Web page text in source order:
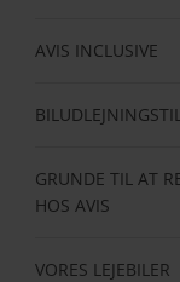
AVIS INCLUSIVE
GRUNDE TIL AT
HOS AVIS
VORES LEJEBILER